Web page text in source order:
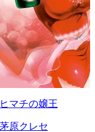
ヒマチの嬢王
茅原クレセ